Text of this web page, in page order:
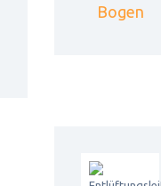
Bogen